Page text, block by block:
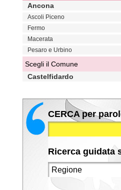
Ancona
Ascoli Piceno
Fermo
Macerata
Pesaro e Urbino
Scegli il Comune
Castelfidardo
CERCA per
Ricerca guidata